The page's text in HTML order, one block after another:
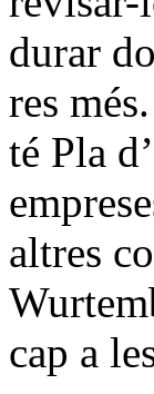
durar
res
té Pla
altres
cap a